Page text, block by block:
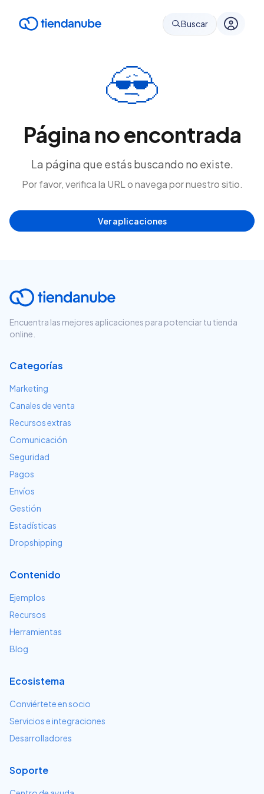
Buscar
Página no encontrada
La página que estás buscando no existe.
Por favor, verifica la URL o navega por nuestro sitio.
Ver aplicaciones
Encuentra las mejores aplicaciones para potenciar tu tienda
online.
Categorías
Marketing
Canales de venta
Recursos extras
Comunicación
Seguridad
Pagos
Envíos
Gestión
Estadísticas
Dropshipping
Contenido
Ejemplos
Recursos
Herramientas
Blog
Ecosistema
Conviértete en socio
Servicios e integraciones
Desarrolladores
Soporte